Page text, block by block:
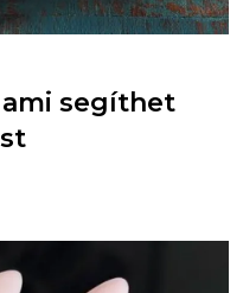
ami segíthet